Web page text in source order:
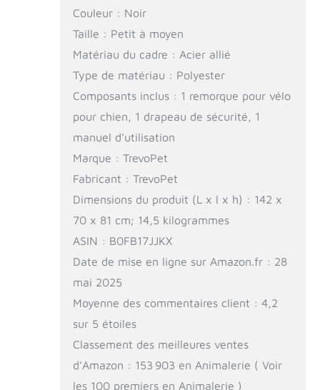
Couleur : Noir
Taille : Petit à moyen
Matériau du cadre : Acier allié
Type de matériau : Polyester
Composants inclus : 1 remorque pour vélo
pour chien, 1 drapeau de sécurité, 1
manuel d’utilisation
Marque : TrevoPet
Fabricant : TrevoPet
Dimensions du produit (L x l x h) : 142 x
70 x 81 cm; 14,5 kilogrammes
ASIN : B0FB17JJKX
Date de mise en ligne sur Amazon.fr : 28
mai 2025
Moyenne des commentaires client : 4,2
sur 5 étoiles
Classement des meilleures ventes
d’Amazon : 153 903 en Animalerie ( Voir
les 100 premiers en Animalerie )